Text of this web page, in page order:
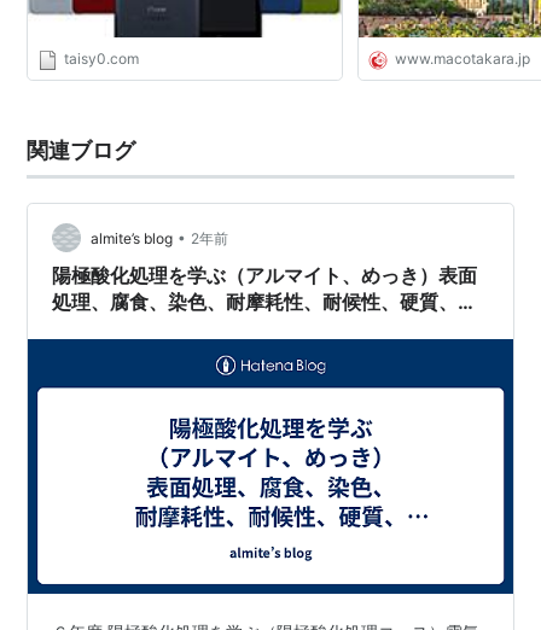
taisy0.com www.macotakara.jp
関連ブログ
almite’s blog • 2年前
陽極酸化処理を学ぶ（アルマイト、めっき）表面
処理、腐食、染色、耐摩耗性、耐候性、硬質、機
士、技能検定、育成就労、特定技能